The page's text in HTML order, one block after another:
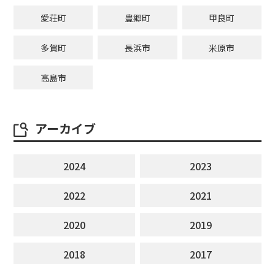
愛荘町 豊郷町 甲良町
多賀町 長浜市 米原市
高島市
アーカイブ
2024
2023
2022
2021
2020
2019
2018
2017